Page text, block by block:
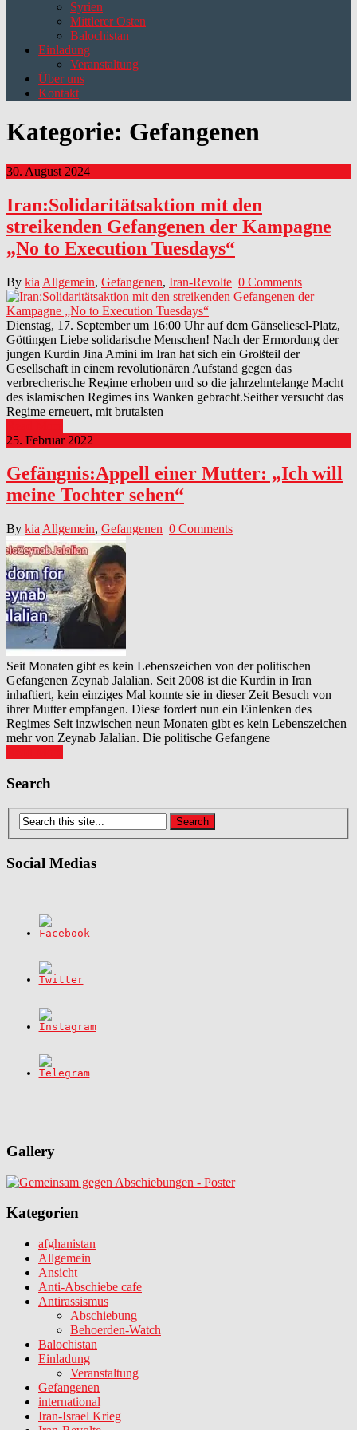
Syrien
Mittlerer Osten
Balochistan
Einladung
Veranstaltung
Über uns
Kontakt
Kategorie: Gefangenen
30. August 2024
Iran:Solidaritätsaktion mit den
streikenden Gefangenen der Kampagne
„No to Execution Tuesdays“
By kia Allgemein, Gefangenen, Iran-Revolte 0 Comments
Dienstag, 17. September um 16:00 Uhr auf dem Gänseliesel-Platz,
Göttingen Liebe solidarische Menschen! Nach der Ermordung der
jungen Kurdin Jina Amini im Iran hat sich ein Großteil der
Gesellschaft in einem revolutionären Aufstand gegen das
verbrecherische Regime erhoben und so die jahrzehntelange Macht
des islamischen Regimes ins Wanken gebracht.Seither versucht das
Regime erneuert, mit brutalsten
25. Februar 2022
Gefängnis:Appell einer Mutter: „Ich will
meine Tochter sehen“
By kia Allgemein, Gefangenen 0 Comments
Seit Monaten gibt es kein Lebenszeichen von der politischen
Gefangenen Zeynab Jalalian. Seit 2008 ist die Kurdin in Iran
inhaftiert, kein einziges Mal konnte sie in dieser Zeit Besuch von
ihrer Mutter empfangen. Diese fordert nun ein Einlenken des
Regimes Seit inzwischen neun Monaten gibt es kein Lebenszeichen
mehr von Zeynab Jalalian. Die politische Gefangene
navigation
Search
Social Medias
Gallery
Kategorien
afghanistan
Allgemein
Ansicht
Anti-Abschiebe cafe
Antirassismus
Abschiebung
Behoerden-Watch
Balochistan
Einladung
Veranstaltung
Gefangenen
international
Iran-Israel Krieg